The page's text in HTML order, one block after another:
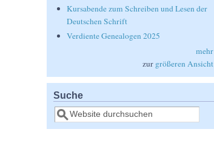
Kursabende zum Schreiben und Lesen der
Deutschen Schrift
Verdiente Genealogen 2025
mehr
zur größeren Ansicht
Suche
Suche